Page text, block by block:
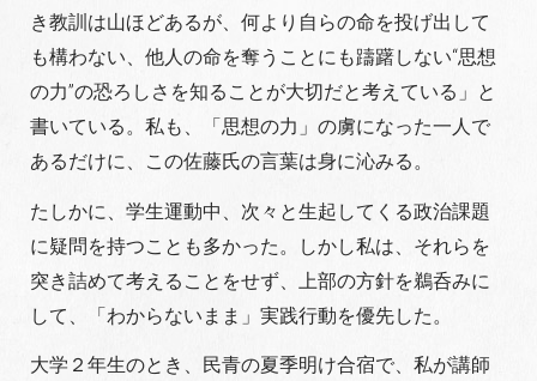
き教訓は山ほどあるが、何より自らの命を投げ出して
も構わない、他人の命を奪うことにも躊躇しない“思想
の力”の恐ろしさを知ることが大切だと考えている」と
書いている。私も、「思想の力」の虜になった一人で
あるだけに、この佐藤氏の言葉は身に沁みる。
たしかに、学生運動中、次々と生起してくる政治課題
に疑問を持つことも多かった。しかし私は、それらを
突き詰めて考えることをせず、上部の方針を鵜呑みに
して、「わからないまま」実践行動を優先した。
大学２年生のとき、民青の夏季明け合宿で、私が講師